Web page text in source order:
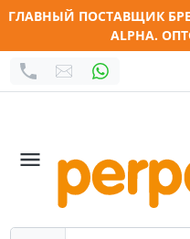
ГЛАВНЫЙ ПОСТАВЩИК
ALPHA.